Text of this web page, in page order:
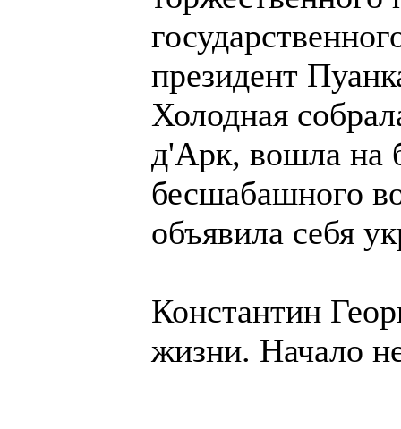
президент
Холодная
д'Арк, вошла на
бесшабашного
объявила себя
Константин
жизни. Начало